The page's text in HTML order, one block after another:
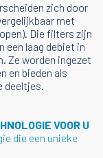
zich door
met
Die filters zijn
een laag debiet in
Ze worden ingezet
en bieden als
deeltjes.
VOOR U
die een unieke